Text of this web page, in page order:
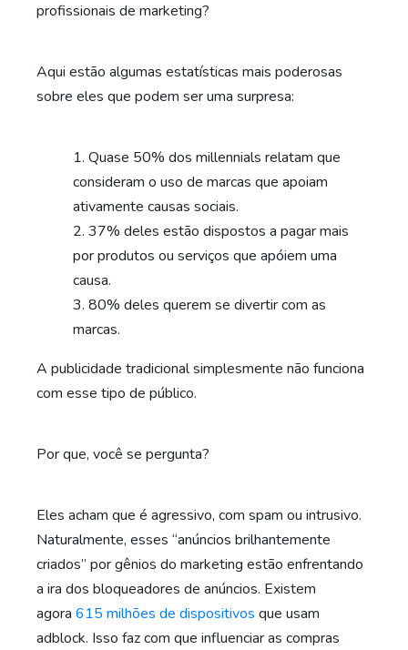
profissionais de marketing?
Aqui estão algumas estatísticas mais poderosas
sobre eles que podem ser uma surpresa:
Quase 50% dos millennials relatam que
consideram o uso de marcas que apoiam
ativamente causas sociais.
37% deles estão dispostos a pagar mais
por produtos ou serviços que apóiem uma
causa.
80% deles querem se divertir com as
marcas.
A publicidade tradicional simplesmente não funciona
com esse tipo de público.
Por que, você se pergunta?
Eles acham que é agressivo, com spam ou intrusivo.
Naturalmente, esses “anúncios brilhantemente
criados” por gênios do marketing estão enfrentando
a ira dos bloqueadores de anúncios. Existem
agora 615 milhões de dispositivos que usam
adblock. Isso faz com que influenciar as compras